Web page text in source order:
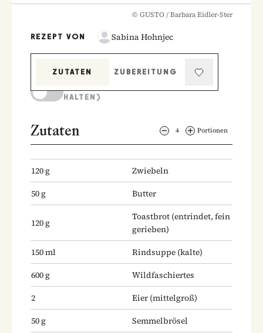
© GUSTO / Barbara Eidler-Ster
REZEPT VON Sabina Hohnjec
ZUTATEN
ZUBEREITUNG
HALTEN)
Zutaten 4 Portionen
120g
Zwiebeln
50g Butter
120g
Toastbrot (entrindet, fein
gerieben)
150ml Rindsuppe (kalte)
600g
Wildfaschiertes
2
Eier (mittelgroß)
50g
Semmelbrösel